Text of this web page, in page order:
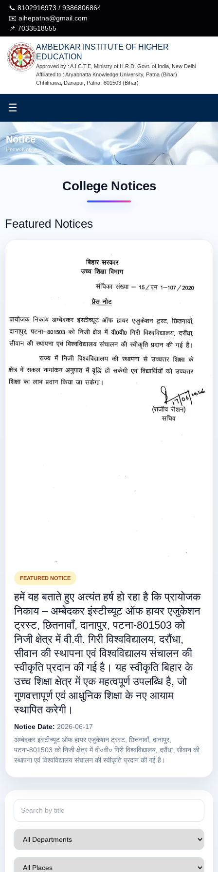
📞 8102916973 / 9386806864
✉️ aihepatna@gmail.com
📌 7033518555
AMBEDKAR INSTITUTE OF HIGHER
EDUCATION
Approved by : A.I.C.T.E, Ministry of H.R.D, Govt. of India, New Delhi
Affiliated to : Aryabhatta Knowledge University, Patna (Bihar)
Chhitnawa, Danapur, Patna- 801503 (Bihar)
☰
Notice
Home›Notice
College Notices
Featured Notices
FEATURED NOTICE
हमें यह बताते हुए अत्यंत हर्ष हो रहा है कि प्रायोजक
निकाय – अम्बेदकर इंस्टीच्यूट ऑफ हायर एजुकेशन
ट्रस्ट, छितनावाँ, दानापुर, पटना-801503 को
निजी क्षेत्र में वी.वी. गिरी विश्वविद्यालय, दरौंधा,
सीवान की स्थापना एवं विश्वविद्यालय संचालन की
स्वीकृति प्रदान की गई है। यह स्वीकृति बिहार के
उच्च शिक्षा क्षेत्र में एक महत्वपूर्ण उपलब्धि है, जो
गुणवत्तापूर्ण एवं आधुनिक शिक्षा के नए आयाम
स्थापित करेगी।
Notice Date: 2026-06-17
अम्बेदकर इंस्टीच्यूट ऑफ हायर एजुकेशन ट्रस्ट, छितनावाँ, दानापुर,
पटना-801503 को निजी क्षेत्र में वी०वी० गिरी विश्वविद्यालय, दरौंधा, सीवान की
स्थापना एवं विश्वविद्यालय संचालन की स्वीकृति प्रदान की गई है।